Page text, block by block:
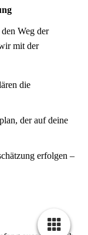
Weg der
mit der
die
der auf deine
erfolgen –